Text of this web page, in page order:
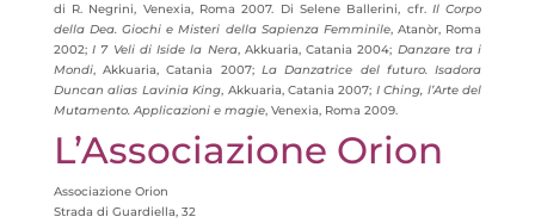
di R. Negrini, Venexia, Roma 2007. Di Selene Ballerini, cfr. Il Corpo
della Dea. Giochi e Misteri della Sapienza Femminile, Atanòr, Roma
2002;I 7 Veli di Iside la Nera, Akkuaria, Catania 2004; Danzare tra i
Mondi, Akkuaria, Catania 2007; La Danzatrice del futuro. Isadora
Duncan alias Lavinia King, Akkuaria, Catania 2007; I Ching, l’Arte del
Mutamento. Applicazioni e magie, Venexia, Roma 2009.
L’Associazione Orion
Associazione Orion
Strada di Guardiella, 32